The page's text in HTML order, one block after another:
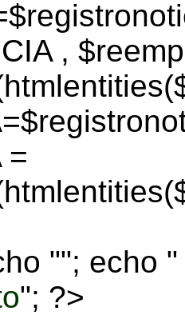
,
=
""; echo "
"; ?>